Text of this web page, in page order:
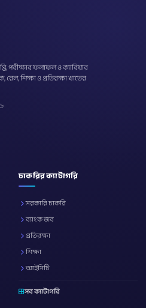
পরীক্ষার ফলাফল ও ক্যারিয়ার
রেল, শিক্ষা ও প্রতিরক্ষা খাতের
চাকরির ক্যাটাগরি
সরকারি চাকরি
ব্যাংক জব
প্রতিরক্ষা
শিক্ষা
আইসিটি
সব ক্যাটাগরি